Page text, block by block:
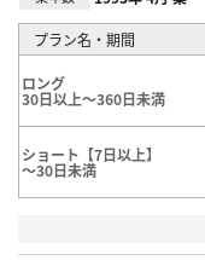
プラン名・期間
ロング
30日以上～360日未満
ショート【7日以上】
～30日未満